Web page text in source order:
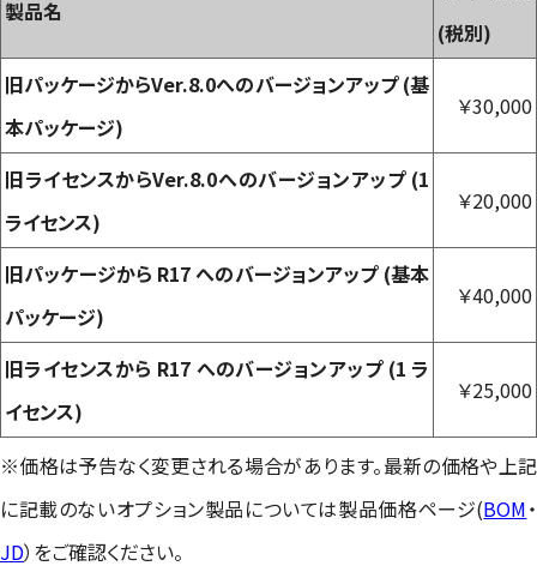
製品名
(税別)
旧パッケージからVer.8.0へのバージョンアップ (基
本パッケージ)
￥30,000
旧ライセンスからVer.8.0へのバージョンアップ (1
ライセンス)
￥20,000
旧パッケージから R17 へのバージョンアップ (基本
パッケージ)
￥40,000
旧ライセンスから R17 へのバージョンアップ (1 ラ
イセンス)
￥25,000
※価格は予告なく変更される場合があります。最新の価格や上記
に記載のないオプション製品については製品価格ページ(BOM・
JD）をご確認ください。